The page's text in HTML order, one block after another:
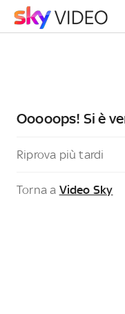
Ooooops! Si è
Riprova più tardi
Torna a Video Sky